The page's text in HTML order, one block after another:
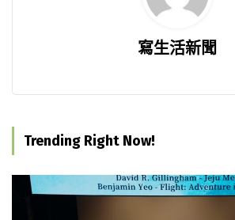
寫生活新聞
Trending Right Now!